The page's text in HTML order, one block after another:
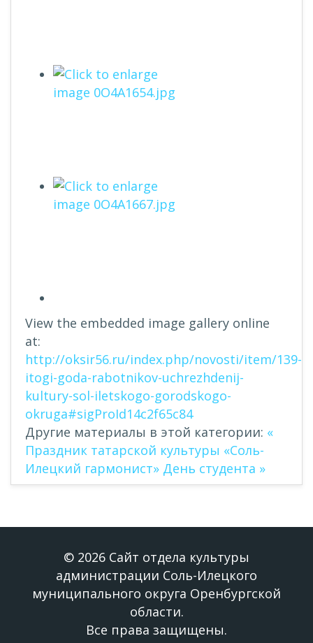
View the embedded image gallery online
at:
http://oksir56.ru/index.php/novosti/item/139-
itogi-goda-rabotnikov-uchrezhdenij-
kultury-sol-iletskogo-gorodskogo-
okruga#sigProId14c2f65c84
Другие материалы в этой категории: «
Праздник татарской культуры «Соль-
Илецкий гармонист» День студента »
© 2026 Сайт отдела культуры
администрации Соль-Илецкого
муниципального округа Оренбургской
области.
Все права защищены.